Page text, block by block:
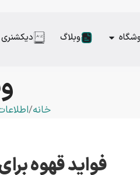
وبلاگ
خانه
فواید قهوه